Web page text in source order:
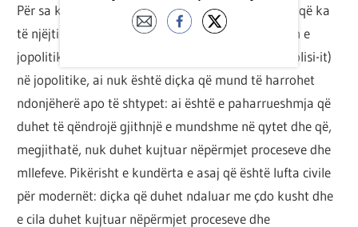
Për sa kohë
-i përbën një paradigmë politike që ka
të njëjtin thelb me qytetin, që shënjon shndërrimin e
jopolitikes (
-it) në politike dhe politikes (së polisi-it)
në jopolitike, ai nuk është diçka që mund të harrohet
ndonjëherë apo të shtypet: ai është e paharrueshmja që
duhet të qëndrojë gjithnjë e mundshme në qytet dhe që,
megjithatë, nuk duhet kujtuar nëpërmjet proceseve dhe
mllefeve. Pikërisht e kundërta e asaj që është lufta civile
për modernët: diçka që duhet ndaluar me çdo kusht dhe
e cila duhet kujtuar nëpërmjet proceseve dhe